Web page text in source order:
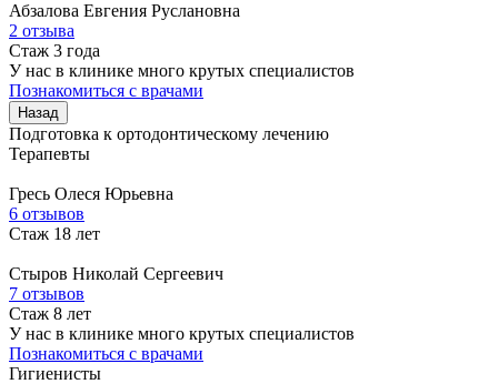
Абзалова Евгения Руслановна
2 отзыва
Стаж 3 года
У нас в клинике много крутых специалистов
Познакомиться с врачами
Назад
Подготовка к ортодонтическому лечению
Терапевты
Гресь Олеся Юрьевна
6 отзывов
Стаж 18 лет
Стыров Николай Сергеевич
7 отзывов
Стаж 8 лет
У нас в клинике много крутых специалистов
Познакомиться с врачами
Гигиенисты